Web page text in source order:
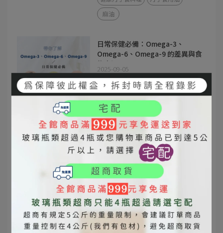
麻油
日常保健必備：Omega-3、
Omega-6、Omega-9 的差異與食
物來源
2025-09-05
《網路人氣》
Omega-3
Omega-6
Omega-9
Omega 脂肪酸差異
Omega 食物來源
Omega-3 含量食物
Omega-6 含量食物
Omega-9 含量食物
必需脂肪酸
健康好油
苦茶油 Omega
苦茶油 vs 橄欖油差異｜發煙點、
營養價值、料理方式完整解析